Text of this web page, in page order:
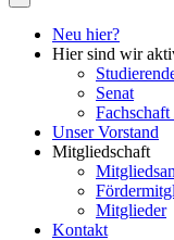
Neu hier?
Hier sind wir
Senat
Fachschaft
Unser Vorstand
Mitgliedschaft
Mitglieder
Kontakt